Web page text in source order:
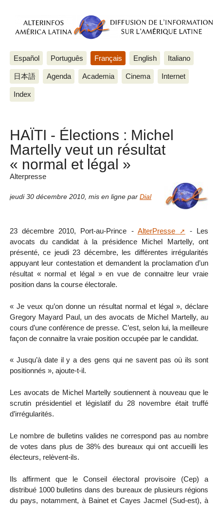
Español Português Français English Italiano
日本語 Agenda Academia Cinema Internet
Index
HAÏTI - Élections : Michel
Martelly veut un résultat
« normal et légal »
Alterpresse
jeudi 30 décembre 2010 mis en ligne par Dial
23 décembre 2010, Port-au-Prince - AlterPresse
- Les
avocats du candidat à la présidence Michel Martelly, ont
présenté, ce jeudi 23 décembre, les différentes irrégularités
appuyant leur contestation et demandent la proclamation d’un
résultat « normal et légal » en vue de connaitre leur vraie
position dans la course électorale.
« Je veux qu’on donne un résultat normal et légal », déclare
Gregory Mayard Paul, un des avocats de Michel Martelly, au
cours d’une conférence de presse. C’est, selon lui, la meilleure
façon de connaitre la vraie position occupée par le candidat.
« Jusqu’à date il y a des gens qui ne savent pas où ils sont
positionnés », ajoute-t-il.
Les avocats de Michel Martelly soutiennent à nouveau que le
scrutin présidentiel et législatif du 28 novembre était truffé
d’irrégularités.
Le nombre de bulletins valides ne correspond pas au nombre
de votes dans plus de 38% des bureaux qui ont accueilli les
électeurs, relèvent-ils.
Ils affirment que le Conseil électoral provisoire (Cep) a
distribué 1000 bulletins dans des bureaux de plusieurs régions
du pays, notamment, à Bainet et Cayes Jacmel (Sud-est), à